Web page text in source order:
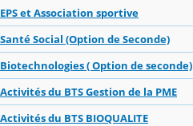
EPS et Association sportive
Santé Social (Option de Seconde)
Biotechnologies ( Option de seconde)
Activités du BTS Gestion de la PME
Activités du BTS BIOQUALITE